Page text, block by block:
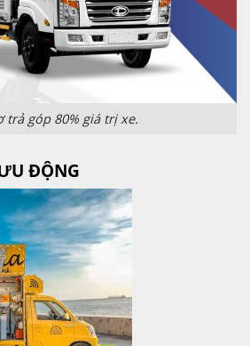
trả góp 80% giá trị xe.
ĐỘNG